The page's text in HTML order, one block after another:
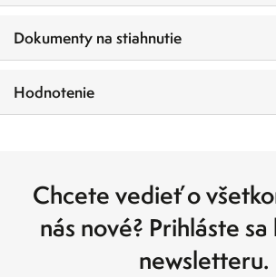
Dokumenty na stiahnutie
Hodnotenie
Chcete vedieť o
nás nové? Prihláste
newsletteru.